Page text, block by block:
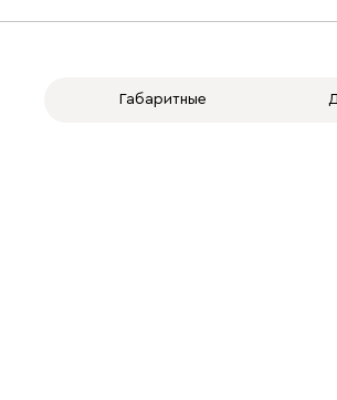
Габаритные